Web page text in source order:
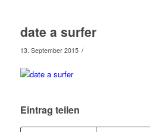
date a surfer
13. September 2015 /
Eintrag teilen